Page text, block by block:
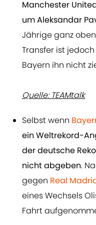
Manchester
um Aleksandar
Jährige ganz
Transfer ist
Bayern ihn nicht
Quelle: TEAMtalk
Selbst wenn
ein Weltrekord-
der deutsche
nicht abgeben.
gegen Real
eines Wechsels
Fahrt